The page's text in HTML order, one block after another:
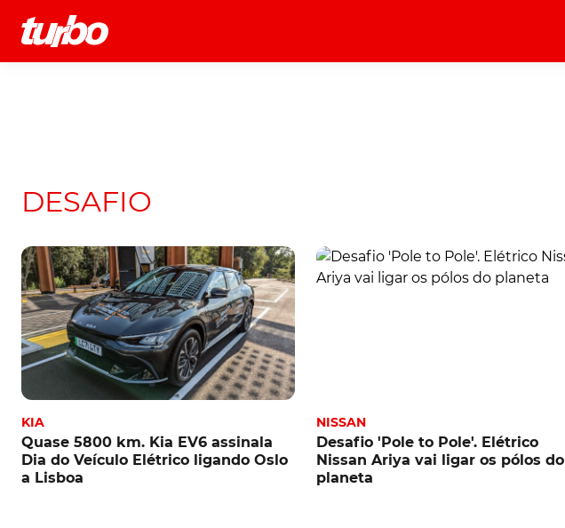
DESAFIO
KIA
Quase 5800 km. Kia EV6 assinala
Dia do Veículo Elétrico ligando Oslo
a Lisboa
NISSAN
Desafio 'Pole to Pole'. Elétrico
Nissan Ariya vai ligar os pólos do
planeta